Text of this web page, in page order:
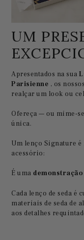
UM
Apresentados na sua
Parisienne , os
realçar um look ou
Ofereça — ou mime-
única.
Um lenço Signature
acessório:
É uma
Cada lenço de seda é
materiais de seda de
aos detalhes